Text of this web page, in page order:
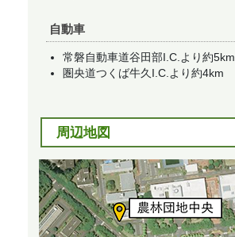
自動車
常磐自動車道谷田部I.C.より約5km
圏央道つくば牛久I.C.より約4km
周辺地図